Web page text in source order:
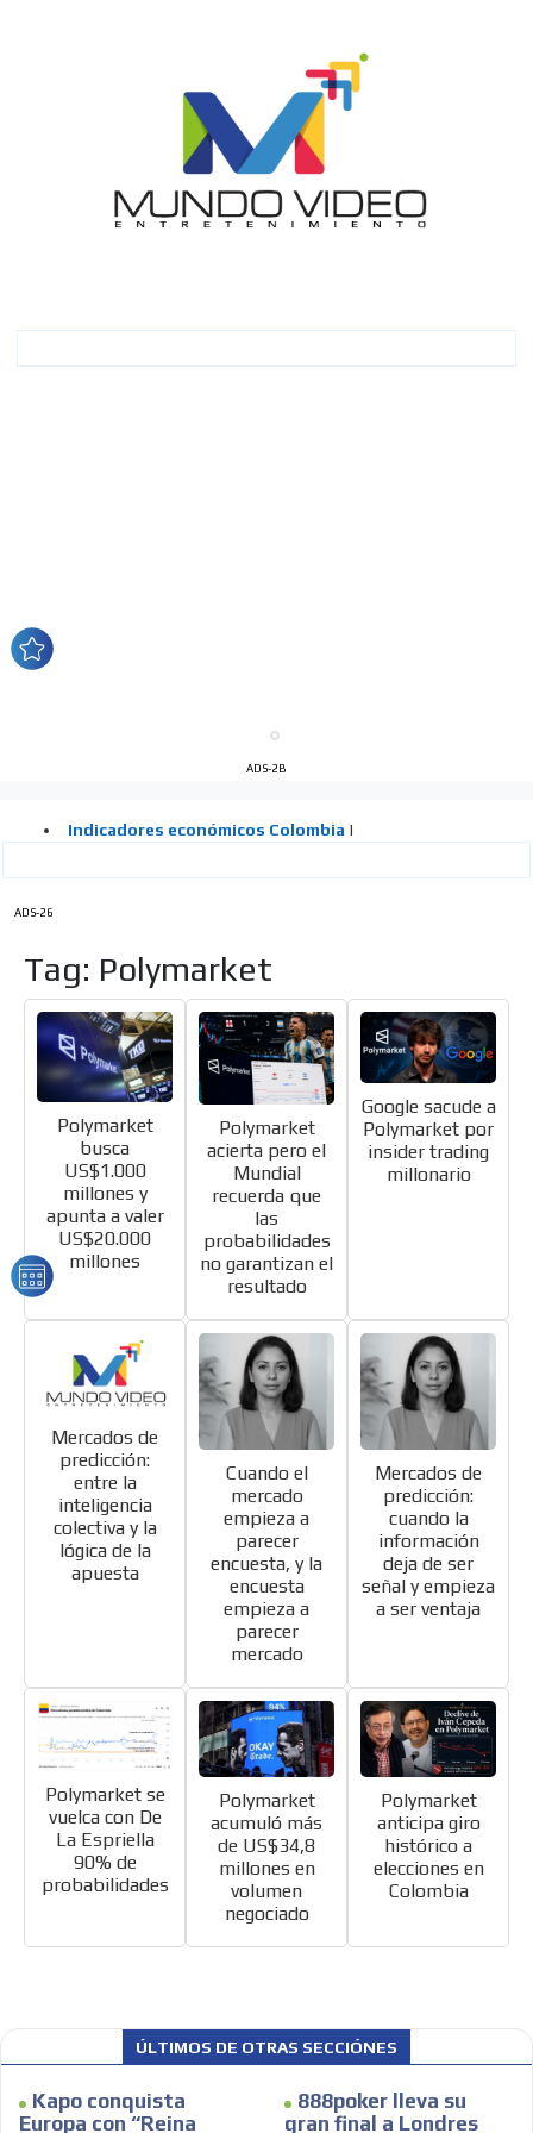
ADS-2B
ADS-26
Tag: Polymarket
Polymarket
busca
US$1.000
millones y
apunta a valer
US$20.000
millones
Polymarket
acierta pero el
Mundial
recuerda que
las
probabilidades
no garantizan el
resultado
Google sacude a
Polymarket por
insider trading
millonario
Mercados de
predicción:
entre la
inteligencia
colectiva y la
lógica de la
apuesta
Cuando el
mercado
empieza a
parecer
encuesta, y la
encuesta
empieza a
parecer
mercado
Mercados de
predicción:
cuando la
información
deja de ser
señal y empieza
a ser ventaja
Polymarket se
vuelca con De
La Espriella
90% de
probabilidades
Polymarket
acumuló más
de US$34,8
millones en
volumen
negociado
Polymarket
anticipa giro
histórico a
elecciones en
Colombia
ÚLTIMOS DE OTRAS SECCIÓNES
Kapo conquista
Europa con “Reina
888poker lleva su
gran final a Londres